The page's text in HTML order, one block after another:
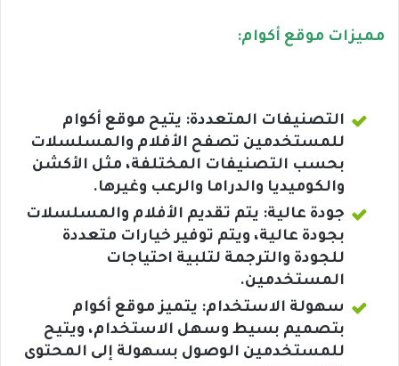
مميزات موقع أكوام:
التصنيفات المتعددة: يتيح موقع أكوام
للمستخدمين تصفح الأفلام والمسلسلات
بحسب التصنيفات المختلفة، مثل الأكشن
والكوميديا والدراما والرعب وغيرها.
جودة عالية: يتم تقديم الأفلام والمسلسلات
بجودة عالية، ويتم توفير خيارات متعددة
للجودة والترجمة لتلبية احتياجات
المستخدمين.
سهولة الاستخدام: يتميز موقع أكوام
بتصميم بسيط وسهل الاستخدام، ويتيح
للمستخدمين الوصول بسهولة إلى المحتوى